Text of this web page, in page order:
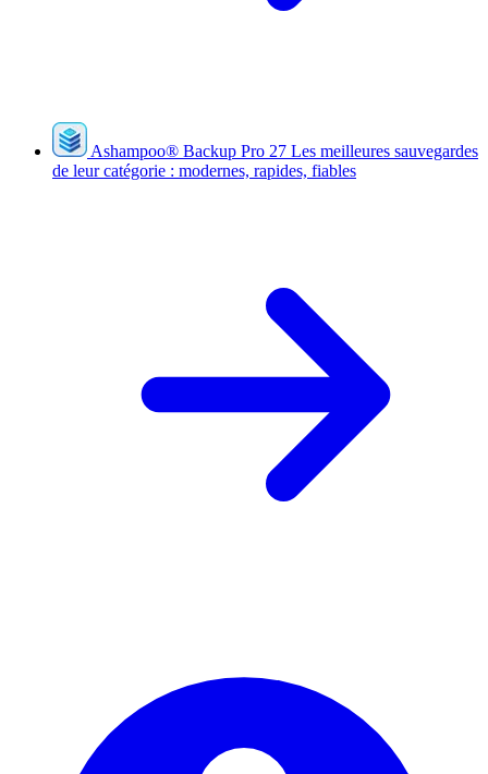
Ashampoo® Backup Pro 27 Les meilleures sauvegardes
de leur catégorie : modernes, rapides, fiables